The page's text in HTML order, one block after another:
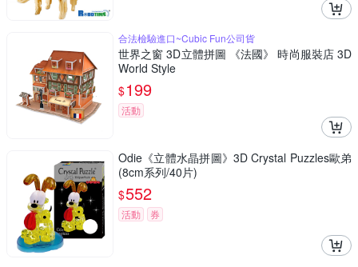
合法檢驗進口~Cubic Fun公司貨
世界之窗 3D立體拼圖 《法國》 時尚服裝店 3D
World Style
$199
活動
Odie《立體水晶拼圖》3D Crystal Puzzles歐弟
(8cm系列/40片)
$552
活動 券